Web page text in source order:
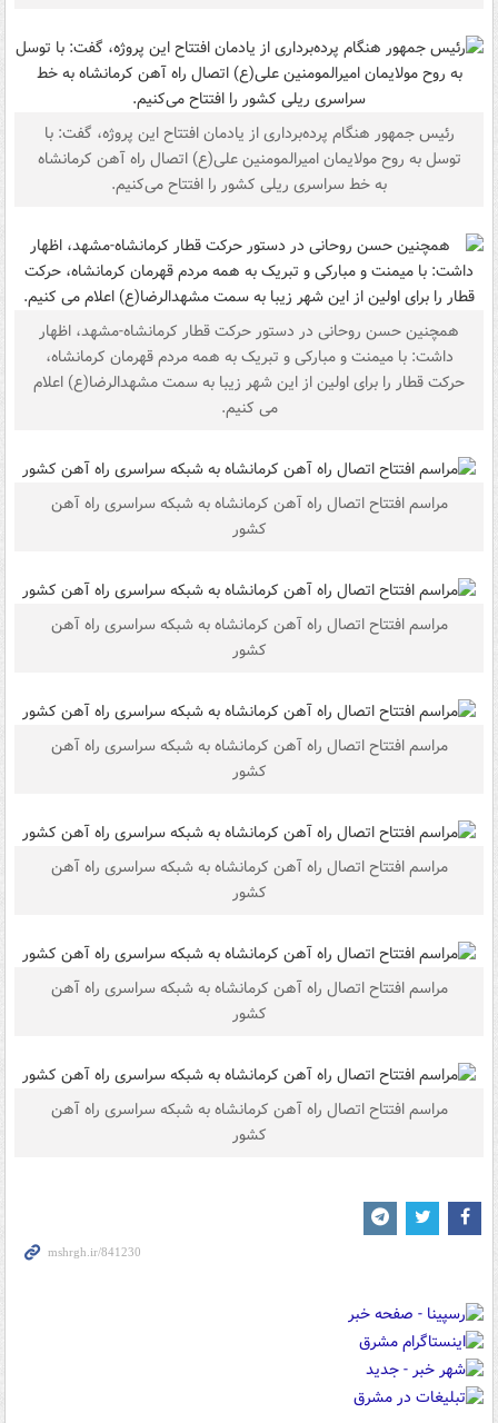
رئیس جمهور هنگام پرده‌برداری از یادمان افتتاح این پروژه، گفت: با
توسل به روح مولایمان امیرالمومنین علی(ع) اتصال راه آهن کرمانشاه
به خط سراسری ریلی کشور را افتتاح می‌کنیم.
همچنین حسن روحانی در دستور حرکت قطار کرمانشاه-مشهد، اظهار
داشت: با میمنت و مبارکی و تبریک به همه مردم قهرمان کرمانشاه،
حرکت قطار را برای اولین از این شهر زیبا به سمت مشهدالرضا(ع) اعلام
می کنیم.
مراسم افتتاح اتصال راه آهن کرمانشاه به شبکه سراسری راه آهن
کشور
مراسم افتتاح اتصال راه آهن کرمانشاه به شبکه سراسری راه آهن
کشور
مراسم افتتاح اتصال راه آهن کرمانشاه به شبکه سراسری راه آهن
کشور
مراسم افتتاح اتصال راه آهن کرمانشاه به شبکه سراسری راه آهن
کشور
مراسم افتتاح اتصال راه آهن کرمانشاه به شبکه سراسری راه آهن
کشور
مراسم افتتاح اتصال راه آهن کرمانشاه به شبکه سراسری راه آهن
کشور